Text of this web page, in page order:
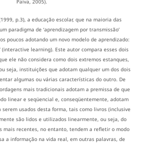
Paiva, 2005).
p.3), a educação escolar, que na maioria das
paradigma de ‘aprendizagem por transmissão’
poucos adotando um novo modelo de aprendizado:
(interactive learning). Este autor compara esses dois
ele não considera como dois extremos estanques,
seja, instituições que adotam qualquer um dos dois
algumas ou várias características do outro. De
mais tradicionais adotam a premissa de que
linear e seqüencial e, conseqüentemente, adotam
usados desta forma, tais como livros (inclusive
são lidos e utilizados linearmente, ou seja, do
mais recentes, no entanto, tendem a refletir o modo
a informação na vida real, em outras palavras, de